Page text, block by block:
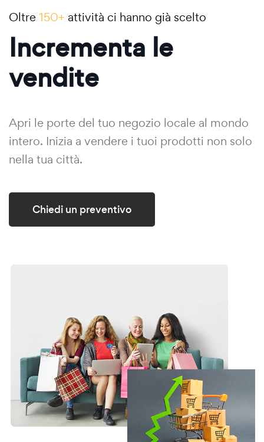
Oltre 150+ attività ci hanno già scelto
Incrementa le
vendite
Apri le porte del tuo negozio locale al mondo
intero. Inizia a vendere i tuoi prodotti non solo
nella tua città.
Chiedi un preventivo